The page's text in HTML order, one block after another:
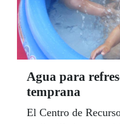
Agua para
temprana
El Centro de